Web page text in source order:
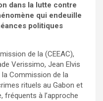
dans la lutte contre
qui endeuille
politiques
de la (CEEAC),
Verissimo, Jean Elvis
la Commission de la
rituels au Gabon et
fréquents à l’approche